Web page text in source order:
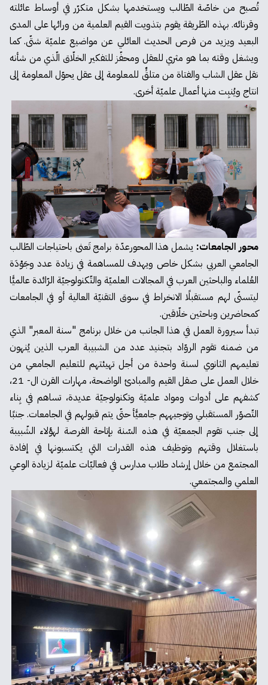
تُصبح من خاصّة الطّالب ويستخدمها بشكل متكرّر في أوساط عائلته
وقرنائه. بهذه الطّريقة يقوم بتذويت القيم العلمية من ورائها على المدى
البعيد ويزيد من فرص الحديث العائلي عن مواضيع علميّة شتّى. كما
ويشغل وقته بما هو مثري للعقل ومحفّز للتفكير الخلّاق الّذي من شأنه
نقل عقل الشاب والفتاة من متلقٍّ للمعلومة إلى عقل يحوّل المعلومة إلى
انتاج ويُنبِت منها أعمال علميّة أخرى.
محور الجامعات: يشمل هذا المحورعدّة برامج تَعنى باحتياجات الطّالب
الجامعي العربي بشكل خاص ويهدف للمساهمة في زيادة عدد وجَوْدَة
العُلماء والباحثين العرب في المجالات العلميّة والتّكنولوجيّة الرّائدة عالميًّا
ليتسنّى لهم مستقبلًا الانخراط في سوق التقنيّة العالية أو في الجامعات
كمحاضرين وباحثين خلّاقين.
تبدأ سيرورة العمل في هذا الجانب من خلال برنامج "سنة المعبر" الذي
من ضمنه تقوم الروّاد بتجنيد عدد من الشبيبة العرب الذين يُنهون
تعليمهم الثانوي لسنة واحدة من أجل تهيئتهم للتعليم الجامعي من
خلال العمل على صقل القيم والمبادئ الواضحة، مهارات القرن ال- 21،
كشفهم على أدوات ومواد علميّة وتكنولوجيّة عديدة، تساهم في بِناء
التّصوّر المستقبلي وتوجيههم جامعيًّأ حتّى يتم قبولهم في الجامعات. جنبًا
إلى جنب تقوم الجمعيّة في هذه السّنة بإتاحة الفرصة لهؤلاء الشّبيبة
باستغلال وقتهم وتوظيف هذه القدرات التي يكتسبونها في إفادة
المجتمع من خلال إرشاد طلاب مدارس في فعاليّات علميّة لزيادة الوعي
العلمي والمجتمعي.